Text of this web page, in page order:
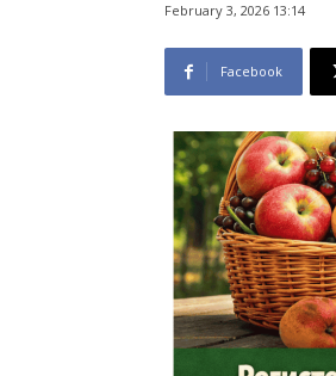
February 3, 2026 13:14
Facebook